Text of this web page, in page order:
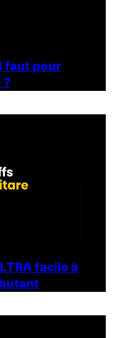
faut pour
?
facile à